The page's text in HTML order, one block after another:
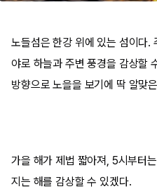
노들섬은 한강 위에 있는 섬이다.
야로 하늘과 주변 풍경을 감상할
방향으로 노을을 보기에 딱 알맞
가을 해가 제법 짧아져, 5시부터
지는 해를 감상할 수 있겠다.